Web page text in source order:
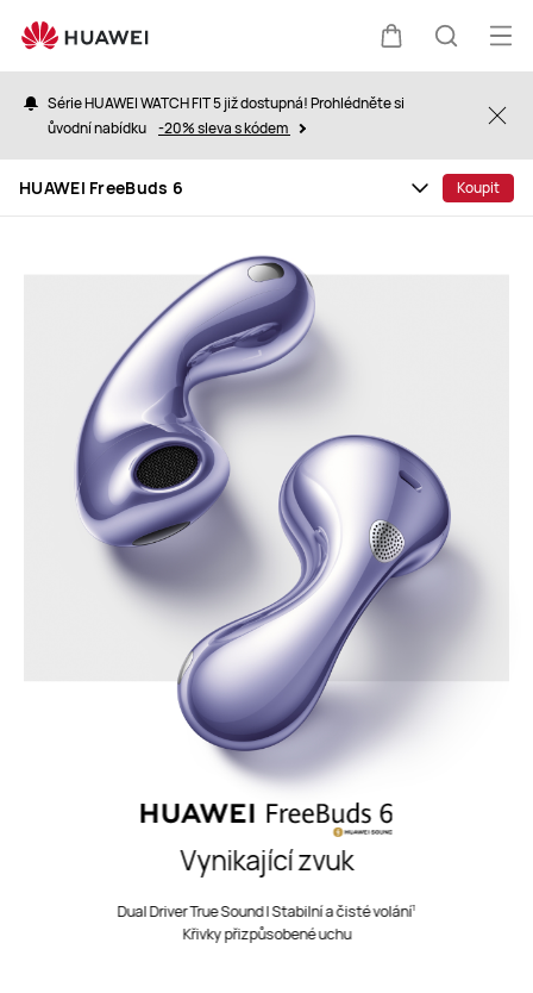
FreeBuds
6
KošíkHledat
Série HUAWEI WATCH FIT 5 již dostupná! Prohlédněte si
ůvodní nabídku -20% sleva s kódem
HUAWEI FreeBuds 6 Koupit
Vynikající zvuk
Dual Driver True Sound | Stabilní a čisté volání1
Křivky přizpůsobené uchu